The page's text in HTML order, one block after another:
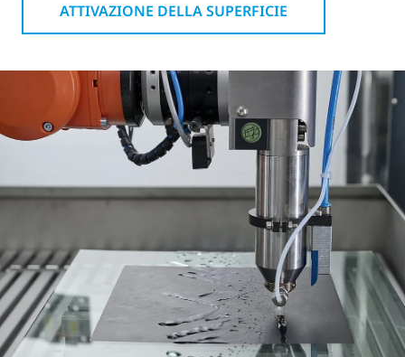
ATTIVAZIONE DELLA SUPERFICIE